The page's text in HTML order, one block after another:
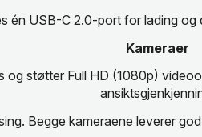
én USB-C 2.0-port for lading
Kameraer
støtter Full HD (1080p)
Begge kameraene leverer